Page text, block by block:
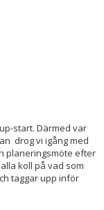
start. Därmed var
drog vi igång med
planeringsmöte efter
koll på vad som
taggar upp inför